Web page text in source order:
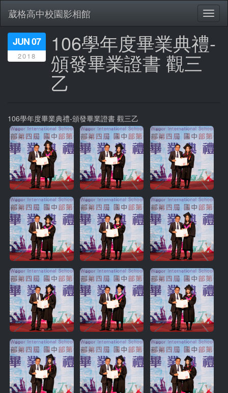
葳格高中校園影相館
106學年度畢業典禮-
頒發畢業證書 觀三
乙
JUN 07
2018
106學年度畢業典禮-頒發畢業證書 觀三乙